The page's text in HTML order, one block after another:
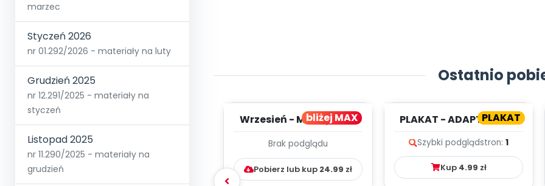
marzec
Styczeń 2026
nr 01.292/2026 - materiały na luty
Grudzień 2025
nr 12.291/2025 - materiały na
styczeń
Listopad 2025
nr 11.290/2025 - materiały na
grudzień
Ostatnio
bliżej MAX
Wrzesień - MIESIĘCZNY
WYCHOWAWCZO –
DYDAKTYC...
Brak podglądu
Pobierz lub kup 24.99 zł
PLAKAT
PLAKAT - ADAPTACJA -
Szybki podglądstron: 1
Kup 4.99 zł